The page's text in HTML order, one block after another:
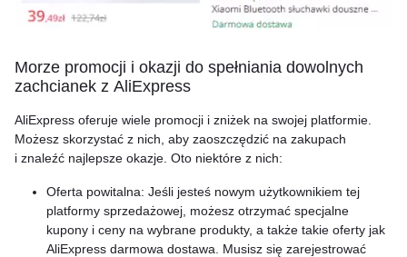
Morze promocji i okazji do spełniania dowolnych
zachcianek z AliExpress
AliExpress oferuje wiele promocji i zniżek na swojej platformie.
Możesz skorzystać z nich, aby zaoszczędzić na zakupach
i znaleźć najlepsze okazje. Oto niektóre z nich:
Oferta powitalna: Jeśli jesteś nowym użytkownikiem tej
platformy sprzedażowej, możesz otrzymać specjalne
kupony i ceny na wybrane produkty, a także takie oferty jak
AliExpress darmowa dostawa. Musisz się zarejestrować